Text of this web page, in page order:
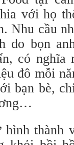
với họ
Nhu cầu
do bọn
có nghĩa
đô mỗi
bạn bè,
thành